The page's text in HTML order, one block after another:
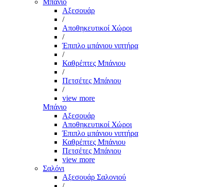
Μπάνιο
Αξεσουάρ
/
Αποθηκευτικοί Χώροι
/
Έπιπλο μπάνιου νιπτήρα
/
Καθρέπτες Μπάνιου
/
Πετσέτες Μπάνιου
/
view more
Μπάνιο
Αξεσουάρ
Αποθηκευτικοί Χώροι
Έπιπλο μπάνιου νιπτήρα
Καθρέπτες Μπάνιου
Πετσέτες Μπάνιου
view more
Σαλόνι
Αξεσουάρ Σαλονιού